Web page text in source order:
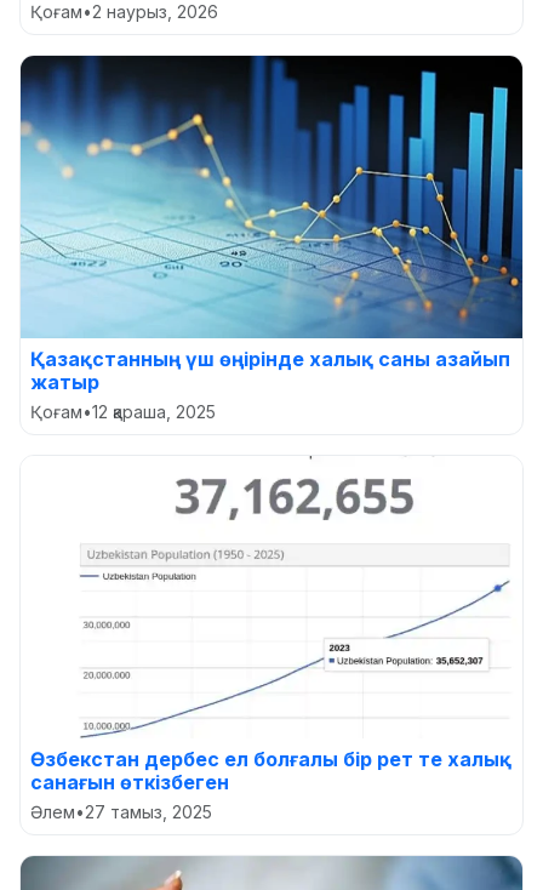
Қоғам•2 наурыз, 2026
Қазақстанның үш өңірінде халық саны азайып
жатыр
Қоғам•12 қараша, 2025
Өзбекстан дербес ел болғалы бір рет те халық
санағын өткізбеген
Әлем•27 тамыз, 2025